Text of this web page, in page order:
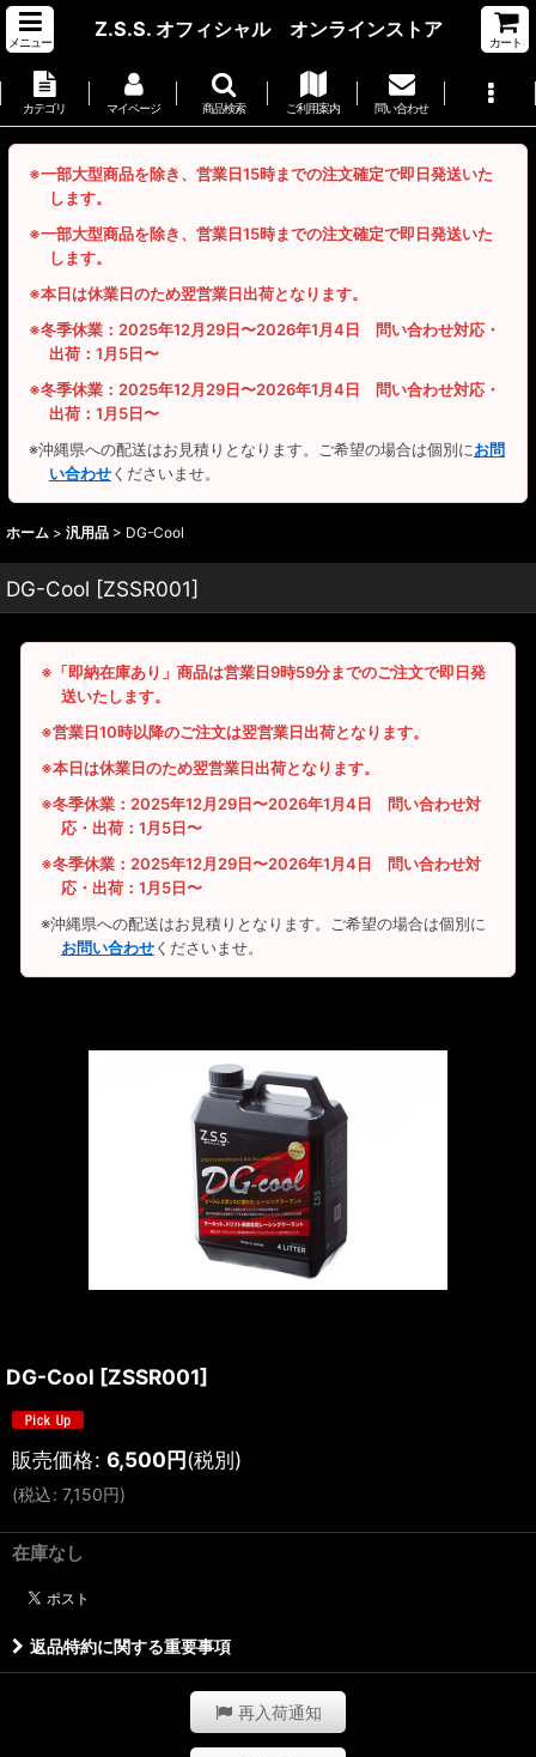
メニュー
Z.S.S. オフィシャル オンラインストア
カート
カテゴリ マイページ 商品検索 ご利用案内 問い合わせ
※一部大型商品を除き、営業日15時までの注文確定で即日発送いた
します。
※一部大型商品を除き、営業日15時までの注文確定で即日発送いた
します。
※本日は休業日のため翌営業日出荷となります。
※冬季休業：2025年12月29日〜2026年1月4日 問い合わせ対応・
出荷：1月5日〜
※冬季休業：2025年12月29日〜2026年1月4日 問い合わせ対応・
出荷：1月5日〜
※沖縄県への配送はお見積りとなります。ご希望の場合は個別にお問
い合わせくださいませ。
ホーム > 汎用品 > DG-Cool
DG-Cool [ZSSR001]
※「即納在庫あり」商品は営業日9時59分までのご注文で即日発
送いたします。
※営業日10時以降のご注文は翌営業日出荷となります。
※本日は休業日のため翌営業日出荷となります。
※冬季休業：2025年12月29日〜2026年1月4日 問い合わせ対
応・出荷：1月5日〜
※冬季休業：2025年12月29日〜2026年1月4日 問い合わせ対
応・出荷：1月5日〜
※沖縄県への配送はお見積りとなります。ご希望の場合は個別に
お問い合わせくださいませ。
DG-Cool [ZSSR001]
販売価格: 6,500円(税別)
(税込: 7,150円)
在庫なし
返品特約に関する重要事項
再入荷通知